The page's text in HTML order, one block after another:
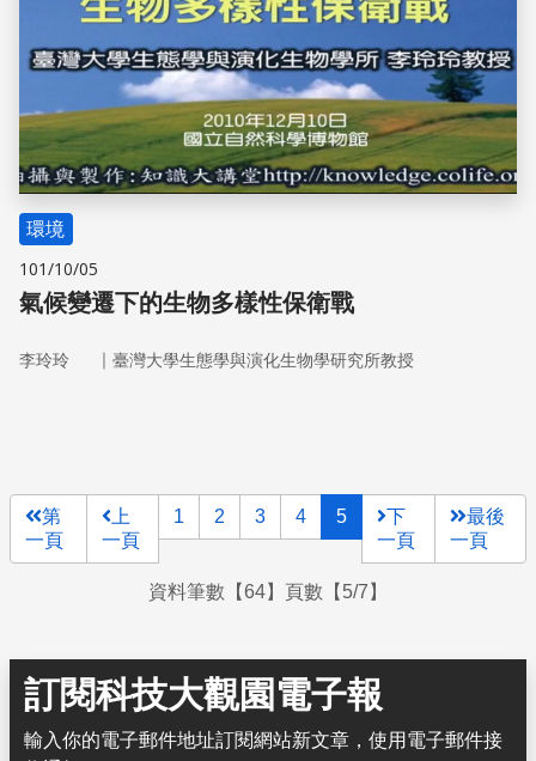
環境
101/10/05
氣候變遷下的生物多樣性保衛戰
李玲玲 ｜ 臺灣大學生態學與演化生物學研究所教授
第
一頁
上
一頁
1 2 3 4 5
下
一頁
最後
一頁
資料筆數【64】頁數【5/7】
訂閱科技大觀園電子報
輸入你的電子郵件地址訂閱網站新文章，使用電子郵件接